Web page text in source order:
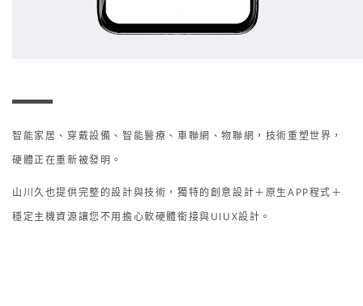
智能家居、穿戴設備、智能醫療、車聯網、物聯網，技術重塑世界，
硬體正在重新被發明。
山川久也提供完整的設計與技術，獨特的創意設計＋原生APP程式＋
穩定主機資源讓您不用擔心軟硬體銜接與UIUX設計。